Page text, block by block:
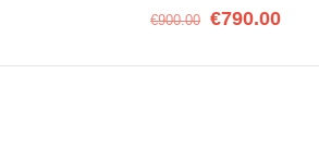
€900.00 Original
€790.00Η